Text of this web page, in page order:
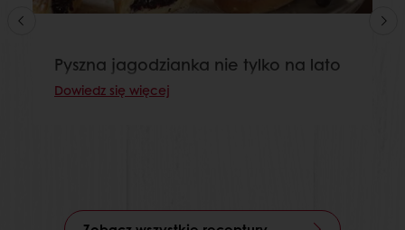
Pyszna jagodzianka nie tylko na lato
Dowiedz się więcej